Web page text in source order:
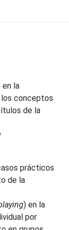
en la
los conceptos
de la
prácticos
de la
) en la
por